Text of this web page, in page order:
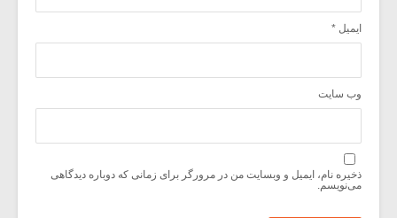
ایمیل *
وب‌ سایت
ذخیره نام، ایمیل و وبسایت من در مرورگر برای زمانی که دوباره دیدگاهی
می‌نویسم.